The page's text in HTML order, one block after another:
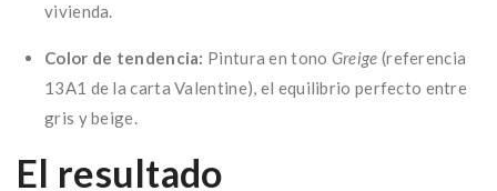
vivienda.
Color de tendencia: Pintura en tono Greige (referencia
13A1 de la carta Valentine), el equilibrio perfecto entre
gris y beige.
El resultado